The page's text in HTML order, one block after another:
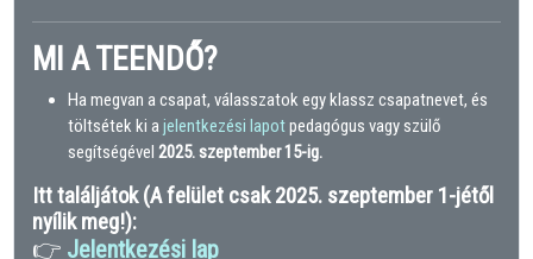
MI A TEENDŐ?
Ha megvan a csapat, válasszatok egy klassz csapatnevet, és
töltsétek ki ajelentkezési lapotpedagógus vagy szülő
segítségével2025. szeptember 15-ig.
Itt találjátok (A felület csak 2025. szeptember 1-jétől
nyílik meg!):
👉 Jelentkezési lap